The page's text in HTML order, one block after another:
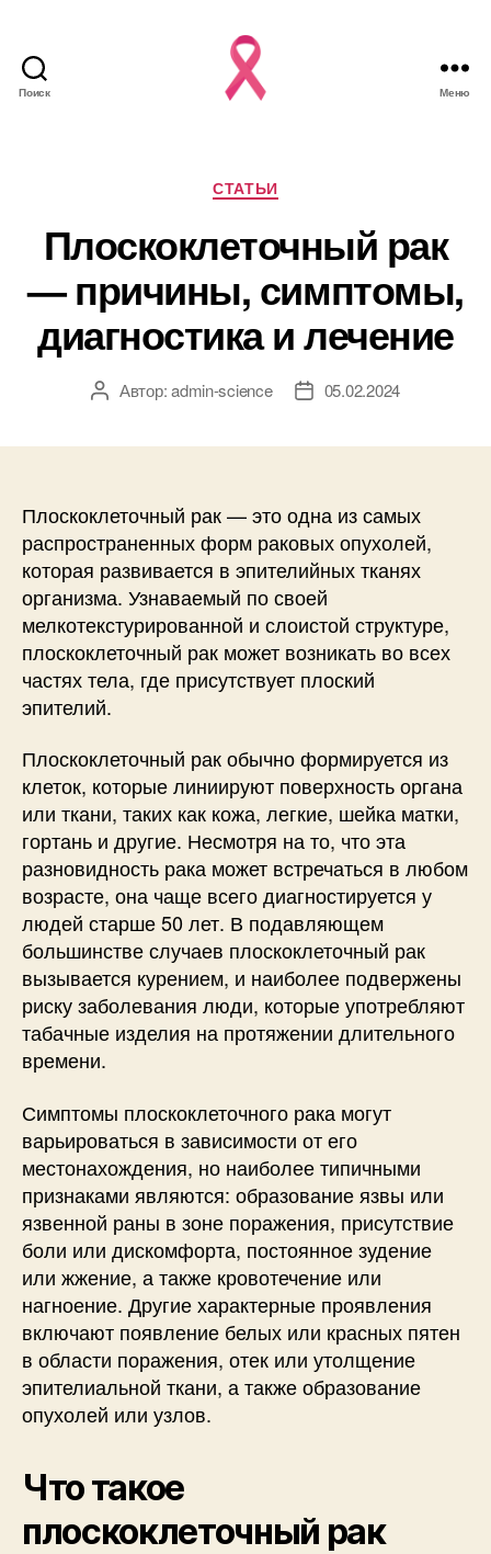
Поиск Меню
Рубрики
СТАТЬИ
Плоскоклеточный рак
— причины, симптомы,
диагностика и лечение
АвторАвтор:admin-science
Дата05.02.2024
Плоскоклеточный рак — это одна из самых
распространенных форм раковых опухолей,
которая развивается в эпителийных тканях
организма. Узнаваемый по своей
мелкотекстурированной и слоистой структуре,
плоскоклеточный рак может возникать во всех
частях тела, где присутствует плоский
эпителий.
Плоскоклеточный рак обычно формируется из
клеток, которые линиируют поверхность органа
или ткани, таких как кожа, легкие, шейка матки,
гортань и другие. Несмотря на то, что эта
разновидность рака может встречаться в любом
возрасте, она чаще всего диагностируется у
людей старше 50 лет. В подавляющем
большинстве случаев плоскоклеточный рак
вызывается курением, и наиболее подвержены
риску заболевания люди, которые употребляют
табачные изделия на протяжении длительного
времени.
Симптомы плоскоклеточного рака могут
варьироваться в зависимости от его
местонахождения, но наиболее типичными
признаками являются: образование язвы или
язвенной раны в зоне поражения, присутствие
боли или дискомфорта, постоянное зудение
или жжение, а также кровотечение или
нагноение. Другие характерные проявления
включают появление белых или красных пятен
в области поражения, отек или утолщение
эпителиальной ткани, а также образование
опухолей или узлов.
Что такое
плоскоклеточный рак